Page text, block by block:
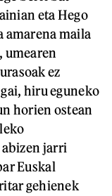
eta Hego
amarena maila
umearen
ez
hiru eguneko
horien ostean
jarri
Euskal
gehienek